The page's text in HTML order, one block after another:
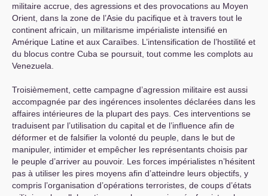
militaire accrue, des agressions et des provocations au Moyen
Orient, dans la zone de l’Asie du pacifique et à travers tout le
continent africain, un militarisme impérialiste intensifié en
Amérique Latine et aux Caraïbes. L’intensification de l’hostilité et
du blocus contre Cuba se poursuit, tout comme les complots au
Venezuela.
Troisièmement, cette campagne d’agression militaire est aussi
accompagnée par des ingérences insolentes déclarées dans les
affaires intérieures de la plupart des pays. Ces interventions se
traduisent par l’utilisation du capital et de l’influence afin de
déformer et de falsifier la volonté du peuple, dans le but de
manipuler, intimider et empêcher les représentants choisis par
le peuple d’arriver au pouvoir. Les forces impérialistes n’hésitent
pas à utiliser les pires moyens afin d’atteindre leurs objectifs, y
compris l’organisation d’opérations terroristes, de coups d’états